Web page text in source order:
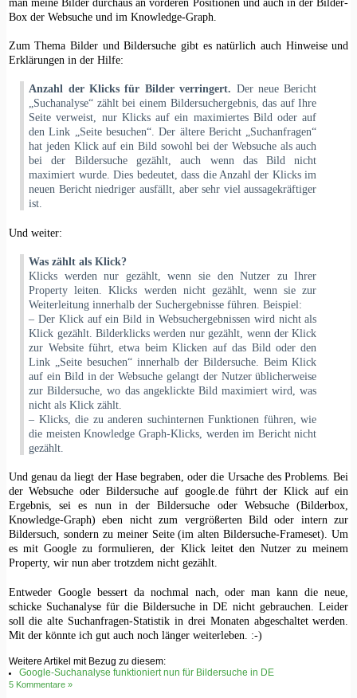
Box der Websuche und im Knowledge-Graph.
Zum Thema Bilder und Bildersuche gibt es natürlich auch Hinweise und
Erklärungen in der Hilfe:
Anzahl der Klicks für Bilder verringert. Der neue Bericht
„Suchanalyse“ zählt bei einem Bildersuchergebnis, das auf Ihre
Seite verweist, nur Klicks auf ein maximiertes Bild oder auf
den Link „Seite besuchen“. Der ältere Bericht „Suchanfragen“
hat jeden Klick auf ein Bild sowohl bei der Websuche als auch
bei der Bildersuche gezählt, auch wenn das Bild nicht
maximiert wurde. Dies bedeutet, dass die Anzahl der Klicks im
neuen Bericht niedriger ausfällt, aber sehr viel aussagekräftiger
ist.
Und weiter:
Was zählt als Klick?
Klicks werden nur gezählt, wenn sie den Nutzer zu Ihrer
Property leiten. Klicks werden nicht gezählt, wenn sie zur
Weiterleitung innerhalb der Suchergebnisse führen. Beispiel:
– Der Klick auf ein Bild in Websuchergebnissen wird nicht als
Klick gezählt. Bilderklicks werden nur gezählt, wenn der Klick
zur Website führt, etwa beim Klicken auf das Bild oder den
Link „Seite besuchen“ innerhalb der Bildersuche. Beim Klick
auf ein Bild in der Websuche gelangt der Nutzer üblicherweise
zur Bildersuche, wo das angeklickte Bild maximiert wird, was
nicht als Klick zählt.
– Klicks, die zu anderen suchinternen Funktionen führen, wie
die meisten Knowledge Graph-Klicks, werden im Bericht nicht
gezählt.
Und genau da liegt der Hase begraben, oder die Ursache des Problems. Bei
der Websuche oder Bildersuche auf google.de führt der Klick auf ein
Ergebnis, sei es nun in der Bildersuche oder Websuche (Bilderbox,
Knowledge-Graph) eben nicht zum vergrößerten Bild oder intern zur
Bildersuch, sondern zu meiner Seite (im alten Bildersuche-Frameset). Um
es mit Google zu formulieren, der Klick leitet den Nutzer zu meinem
Property, wir nun aber trotzdem nicht gezählt.
Entweder Google bessert da nochmal nach, oder man kann die neue,
schicke Suchanalyse für die Bildersuche in DE nicht gebrauchen. Leider
soll die alte Suchanfragen-Statistik in drei Monaten abgeschaltet werden.
Mit der könnte ich gut auch noch länger weiterleben. :-)
Weitere Artikel mit Bezug zu diesem:
Google-Suchanalyse funktioniert nun für Bildersuche in DE
5 Kommentare »